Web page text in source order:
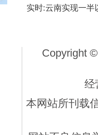
实时:云南实现一半
Copyright
经
本网站所刊载